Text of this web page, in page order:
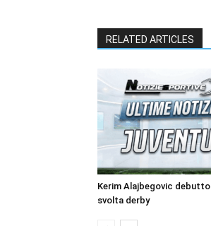
RELATED ARTICLES
Kerim Alajbegovic debutto
svolta derby